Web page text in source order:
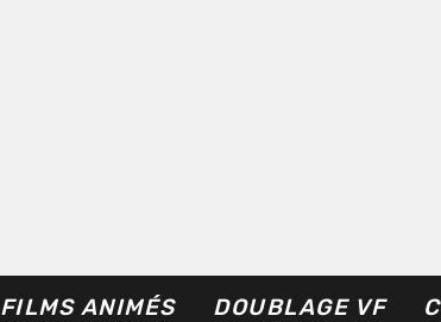
FILMS ANIMÉS DOUBLAGE VF